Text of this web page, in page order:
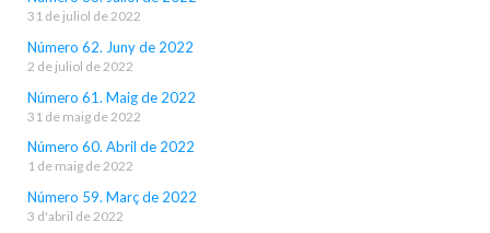
31 de juliol de 2022
Número 62. Juny de 2022
2 de juliol de 2022
Número 61. Maig de 2022
31 de maig de 2022
Número 60. Abril de 2022
1 de maig de 2022
Número 59. Març de 2022
3 d'abril de 2022